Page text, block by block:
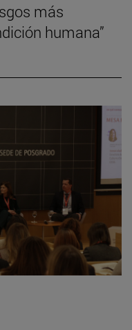
más
humana”